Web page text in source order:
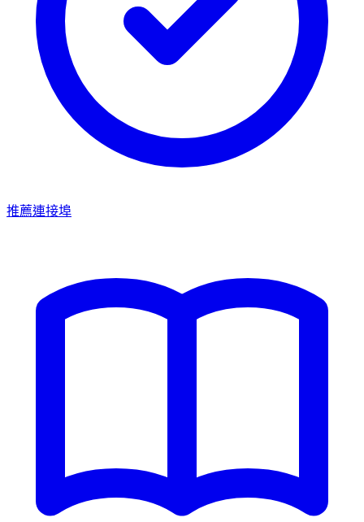
推薦連接埠